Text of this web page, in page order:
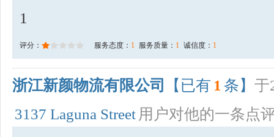
1
评分： 服务态度： 1 服务质量： 1 诚信度： 1
浙江新颜物流有限公司 【已有 1 条】 于
3137 Laguna Street 用户对他的一条点